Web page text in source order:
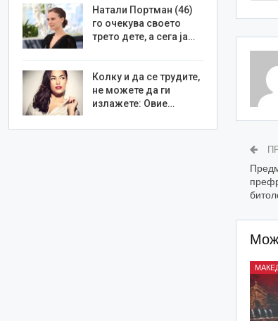
Натали Портман (46)
го очекува своето
трето дете, а сега ја…
Колку и да се трудите,
не можете да ги
излажете: Овие…